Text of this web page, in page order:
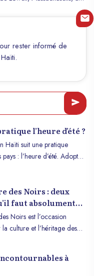
difficultés, reste fidèle à sa
que la nouvelle Haïti
et c’est à nous, par nos
D’où la nécessité
rester informé de
l’heure d’été ?
Haïti suit une pratique
: l’heure d’été. Adoptée
l’utilisation de la lumière
comment et pourquoi
en Haïti, ainsi que son
des Haïtiens.
des Noirs : deux
faut absolument
Noirs est l’occasion
culture et l’héritage des
la résilience et de l’identité
à